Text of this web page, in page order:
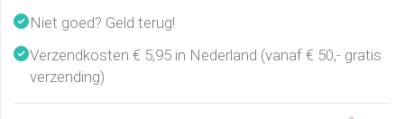
Niet goed? Geld terug!
Verzendkosten € 5,95 in Nederland (vanaf € 50,- gratis
verzending)